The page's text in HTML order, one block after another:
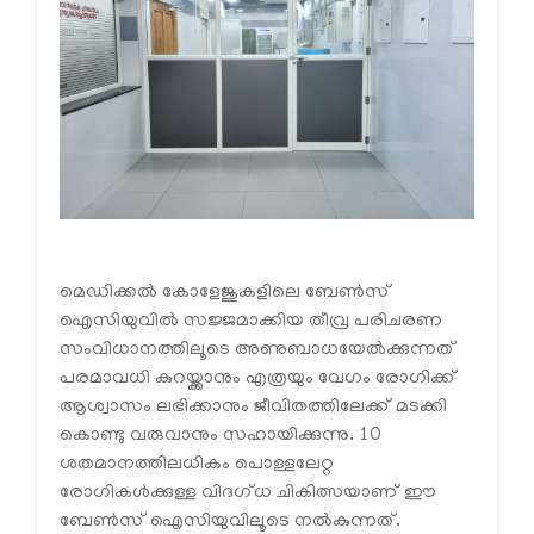
മെഡിക്കൽ കോളേജുകളിലെ ബേൺസ്
ഐസിയുവിൽ സജ്ജമാക്കിയ തീവ്ര പരിചരണ
സംവിധാനത്തിലൂടെ അണുബാധയേൽക്കുന്നത്
പരമാവധി കുറയ്ക്കാനും എത്രയും വേഗം രോഗിക്ക്
ആശ്വാസം ലഭിക്കാനും ജീവിതത്തിലേക്ക് മടക്കി
കൊണ്ടു വരുവാനും സഹായിക്കുന്നു. 10
ശതമാനത്തിലധികം പൊള്ളലേറ്റ
രോഗികൾക്കുള്ള വിദഗ്ധ ചികിത്സയാണ് ഈ
ബേൺസ് ഐസിയുവിലൂടെ നൽകുന്നത്.